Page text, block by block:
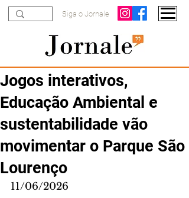
Siga o Jornale
Jogos interativos,
Educação Ambiental e
sustentabilidade vão
movimentar o Parque São
Lourenço
11/06/2026